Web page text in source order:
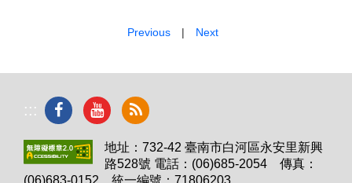
Previous| Next
:::
地址：732-42 臺南市白河區永安里新興
路528號 電話：(06)685-2054 傳真：
(06)683-0152 統一編號：71806203